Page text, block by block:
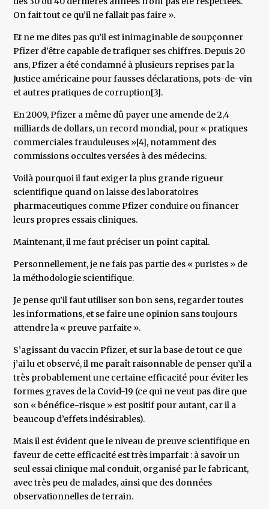
On fait tout ce qu’il ne fallait pas faire ».
Et ne me dites pas qu’il est inimaginable de soupçonner
Pfizer d’être capable de trafiquer ses chiffres. Depuis 20
ans, Pfizer a été condamné à plusieurs reprises par la
Justice américaine pour fausses déclarations, pots-de-vin
et autres pratiques de corruption[3].
En 2009, Pfizer a même dû payer une amende de 2,4
milliards de dollars, un record mondial, pour « pratiques
commerciales frauduleuses »[4], notamment des
commissions occultes versées à des médecins.
Voilà pourquoi il faut exiger la plus grande rigueur
scientifique quand on laisse des laboratoires
pharmaceutiques comme Pfizer conduire ou financer
leurs propres essais cliniques.
Maintenant, il me faut préciser un point capital.
Personnellement, je ne fais pas partie des « puristes » de
la méthodologie scientifique.
Je pense qu’il faut utiliser son bon sens, regarder toutes
les informations, et se faire une opinion sans toujours
attendre la « preuve parfaite ».
S’agissant du vaccin Pfizer, et sur la base de tout ce que
j’ai lu et observé, il me paraît raisonnable de penser qu’il a
très probablement une certaine efficacité pour éviter les
formes graves de la Covid-19 (ce qui ne veut pas dire que
son « bénéfice-risque » est positif pour autant, car il a
beaucoup d’effets indésirables).
Mais il est évident que le niveau de preuve scientifique en
faveur de cette efficacité est très imparfait : à savoir un
seul essai clinique mal conduit, organisé par le fabricant,
avec très peu de malades, ainsi que des données
observationnelles de terrain.